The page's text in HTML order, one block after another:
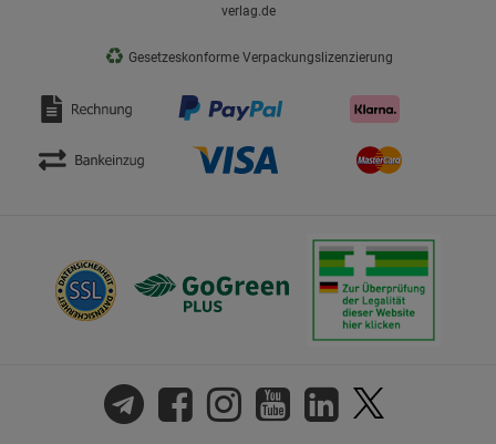
verlag.de
♻ Gesetzeskonforme Verpackungslizenzierung